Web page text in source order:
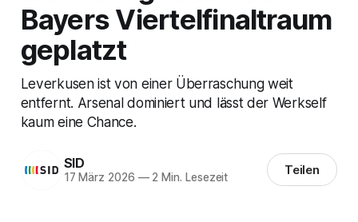
Bayers Viertelfinaltraum
geplatzt
Leverkusen ist von einer Überraschung weit
entfernt. Arsenal dominiert und lässt der Werkself
kaum eine Chance.
SID
17 März 2026 —2 Min. Lesezeit Teilen